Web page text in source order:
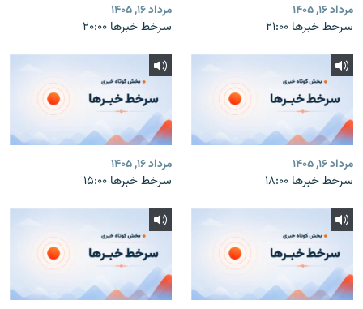
مرداد ۱۶, ۱۴۰۵
سرخط خبرها ۲۱:۰۰
مرداد ۱۶, ۱۴۰۵
سرخط خبرها ۲۰:۰۰
مرداد ۱۶, ۱۴۰۵
سرخط خبرها ۱۸:۰۰
مرداد ۱۶, ۱۴۰۵
سرخط خبرها ۱۵:۰۰